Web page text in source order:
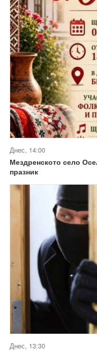
Днес, 14:00
Мездренското село
празник
Днес, 13:30